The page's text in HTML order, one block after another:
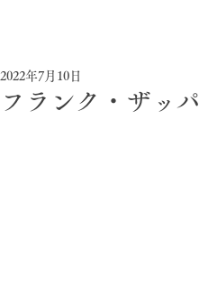
フランク・ザッパ
2022年7月10日